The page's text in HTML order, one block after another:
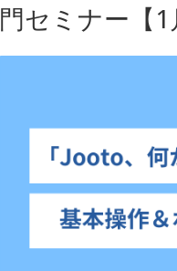
門セミナー【1